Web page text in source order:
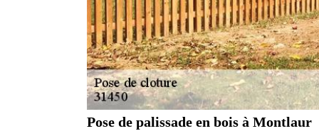
Pose de palissade en bois à Montlaur